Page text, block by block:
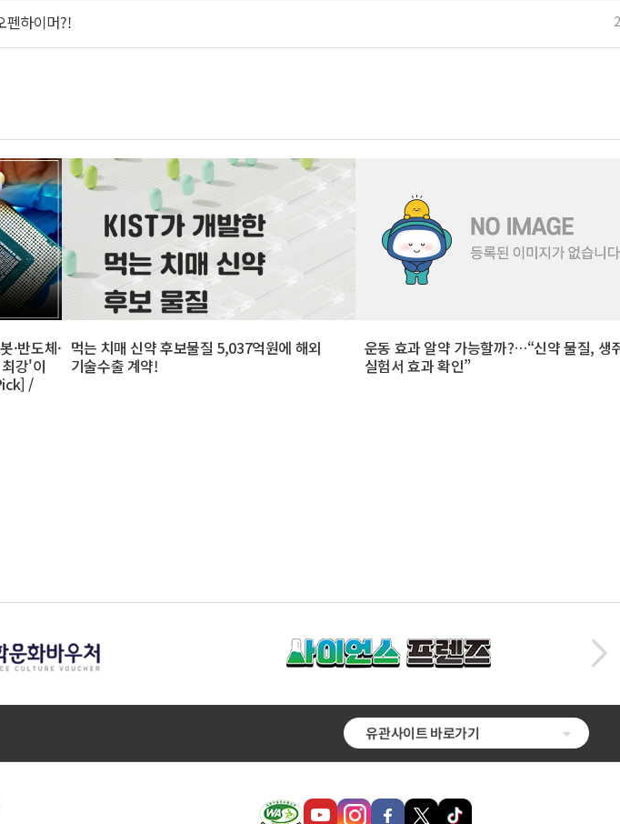
펜하이머?!
·반도체·
강'이
/
먹는 치매 신약 후보물질 5,037억원에 해외
기술수출 계약!
운동 효과 알약 가능할까?…“신약 물질, 생
실험서 효과 확인”
유관사이트 바로가기